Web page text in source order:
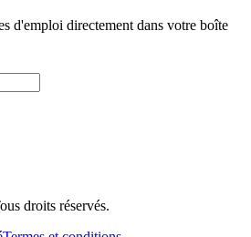
d'emploi directement dans votre boîte
droits réservés.